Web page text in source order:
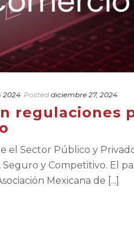
2024 Posted diciembre 27, 2024
regulaciones
el Sector Público y
y Competitivo. El
Mexicana de [...]